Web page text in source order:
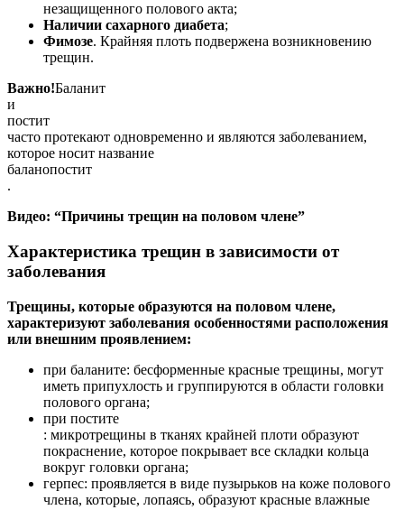
незащищенного полового акта;
Наличии сахарного диабета;
Фимозе. Крайняя плоть подвержена возникновению
трещин.
Важно!Баланит
и
постит
часто протекают одновременно и являются заболеванием,
которое носит название
баланопостит
.
Видео: “Причины трещин на половом члене”
Характеристика трещин в зависимости от
заболевания
Трещины, которые образуются на половом члене,
характеризуют заболевания особенностями расположения
или внешним проявлением:
при баланите: бесформенные красные трещины, могут
иметь припухлость и группируются в области головки
полового органа;
при постите
: микротрещины в тканях крайней плоти образуют
покраснение, которое покрывает все складки кольца
вокруг головки органа;
герпес: проявляется в виде пузырьков на коже полового
члена, которые, лопаясь, образуют красные влажные